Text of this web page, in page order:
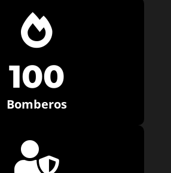

100
Bomberos
